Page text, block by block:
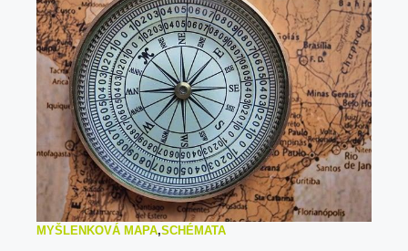
MYŠLENKOVÁ MAPA,SCHÉMATA